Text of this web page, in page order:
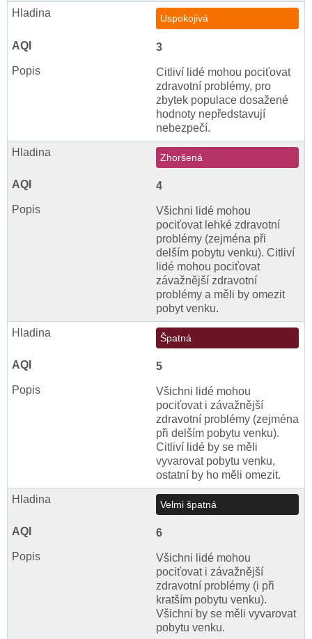
Uspokojivá
3
Citliví lidé mohou pociťovat
zdravotní problémy, pro
zbytek populace dosažené
hodnoty nepředstavují
nebezpečí.
Zhoršená
4
Všichni lidé mohou
pociťovat lehké zdravotní
problémy (zejména při
delším pobytu venku). Citliví
lidé mohou pociťovat
závažnější zdravotní
problémy a měli by omezit
pobyt venku.
Špatná
5
Všichni lidé mohou
pociťovat i závažnější
zdravotní problémy (zejména
při delším pobytu venku).
Citliví lidé by se měli
vyvarovat pobytu venku,
ostatní by ho měli omezit.
Velmi špatná
6
Všichni lidé mohou
pociťovat i závažnější
zdravotní problémy (i při
kratším pobytu venku).
Všichni by se měli vyvarovat
pobytu venku.